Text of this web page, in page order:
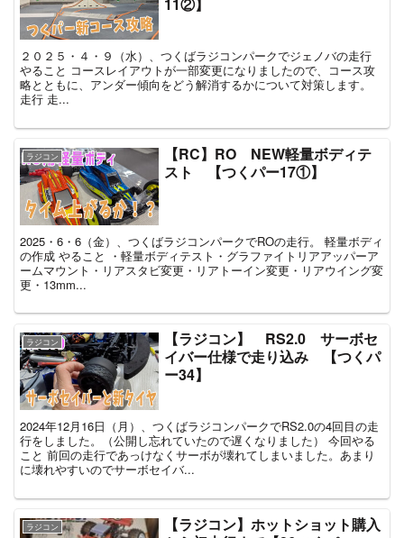
２０２５・４・９（水）、つくばラジコンパークでジェノバの走行
やること コースレイアウトが一部変更になりましたので、コース攻
略とともに、アンダー傾向をどう解消するかについて対策します。
走行 走...
ラジコン
【RC】RO NEW軽量ボディテ
スト 【つくパー17①】
2025・6・6（金）、つくばラジコンパークでROの走行。 軽量ボディ
の作成 やること ・軽量ボディテスト・グラファイトリアアッパーア
ームマウント・リアスタビ変更・リアトーイン変更・リアウイング変
更・13mm...
ラジコン
【ラジコン】 RS2.0 サーボセ
イバー仕様で走り込み 【つくパ
ー34】
2024年12月16日（月）、つくばラジコンパークでRS2.0の4回目の走
行をしました。（公開し忘れていたので遅くなりました） 今回やる
こと 前回の走行であっけなくサーボが壊れてしまいました。あまり
に壊れやすいのでサーボセイバ...
ラジコン
【ラジコン】ホットショット購入